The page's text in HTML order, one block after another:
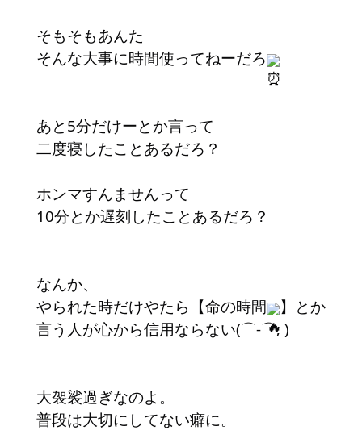
そもそもあんた
そんな大事に時間使ってねーだろ
あと5分だけーとか言って
二度寝したことあるだろ？
ホンマすんませんって
10分とか遅刻したことあるだろ？
なんか、
やられた時だけやたら【命の時間
】とか
言う人が心から信用ならない(⌒-⌒; )
大袈裟過ぎなのよ。
普段は大切にしてない癖に。